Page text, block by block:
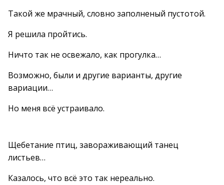
Такой же мрачный, словно заполненый пустотой.
Я решила пройтись.
Ничто так не освежало, как прогулка…
Возможно, были и другие варианты, другие
вариации…
Но меня всё устраивало.
Щебетание птиц, завораживающий танец
листьев…
Казалось, что всё это так нереально.